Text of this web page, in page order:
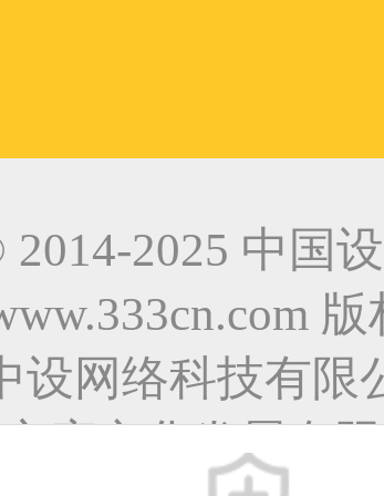
2025 中国
设网络科技有限
之窗文化发展有